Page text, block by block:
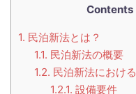
Contents
1. 民泊新法とは？
1.1. 民泊新法の概要
1.2. 民泊新法におけ
1.2.1. 設備要件